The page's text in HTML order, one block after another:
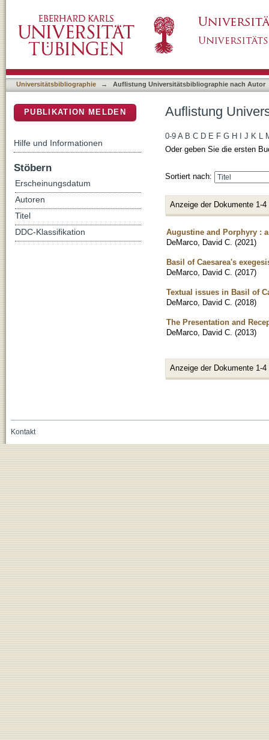
Universitätsbibliographie → Auflistung Universitätsbibliographie nach Autor
Auflistung
0-9 A B C D E F G H J K L
Oder geben Sie die ersten
Sortiert nach:
Anzeige der Dokumente 1-4
Augustine and Porphyry :
DeMarco, David C. (2021)
Basil of Caesarea's
DeMarco, David C. (2017)
Textual issues in Basil of
DeMarco, David C. (2018)
The Presentation and
DeMarco, David C. (2013)
Anzeige der Dokumente 1-4
PUBLIKATION MELDEN
Hilfe und Informationen
Stöbern
Erscheinungsdatum
Autoren
Titel
DDC-Klassifikation
Kontakt